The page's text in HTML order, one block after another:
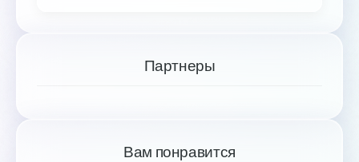
Партнеры
Вам понравится